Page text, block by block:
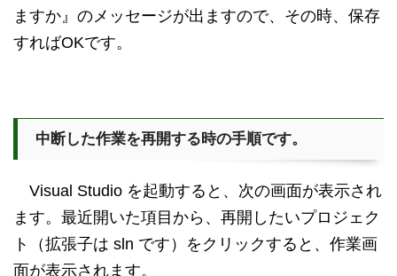
ますか』のメッセージが出ますので、その時、保存
すればOKです。
中断した作業を再開する時の手順です。
Visual Studio を起動すると、次の画面が表示され
ます。最近開いた項目から、再開したいプロジェク
ト（拡張子は sln です）をクリックすると、作業画
面が表示されます。